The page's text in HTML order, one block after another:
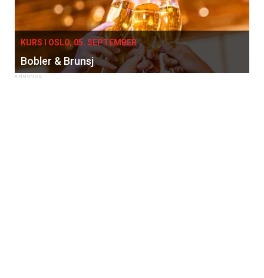
KURS I OSLO, 05. SEPTEMBER
Bobler & Brunsj